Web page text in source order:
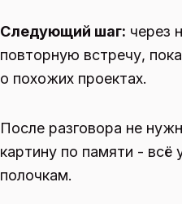
Следующий шаг: через
повторную встречу,
о похожих проектах.
После разговора не
картину по памяти - всё
полочкам.